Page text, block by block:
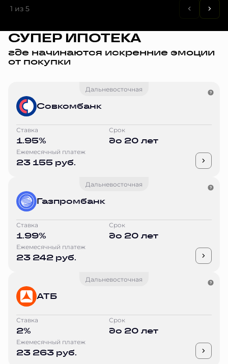
1 из 5
СУПЕР ИПОТЕКА
где начинаются искренние эмоции
от покупки
Дальневосточная
Совкомбанк
Ставка
1.95%
Срок
до 20 лет
Ежемесячный платеж
23 155 руб.
Дальневосточная
Газпромбанк
Ставка
1.99%
Срок
до 20 лет
Ежемесячный платеж
23 242 руб.
Дальневосточная
АТБ
Ставка
2%
Срок
до 20 лет
Ежемесячный платеж
23 263 руб.